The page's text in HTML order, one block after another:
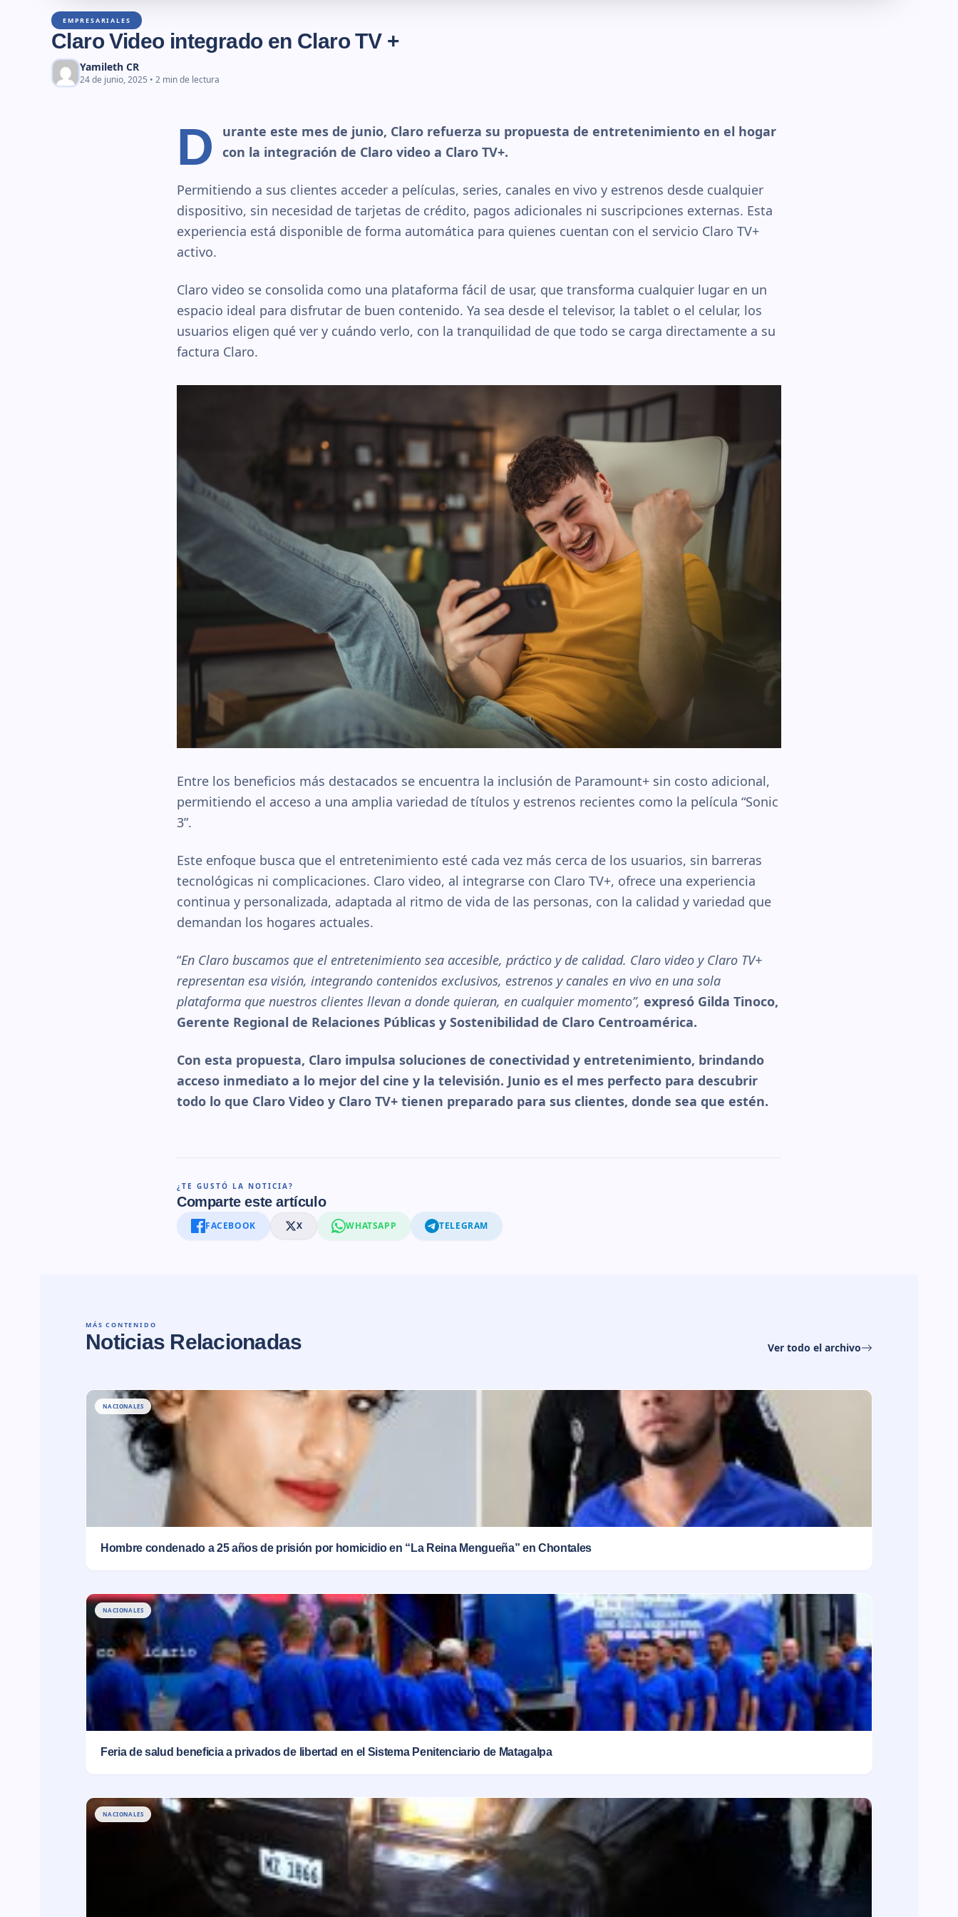
EMPRESARIALES
Claro Video integrado en Claro TV +
Yamileth CR
24 de junio, 2025 • 2 min de lectura
D
urante este mes de junio, Claro refuerza su propuesta de entretenimiento en el hogar
con la integración de Claro video a Claro TV+.
Permitiendo a sus clientes acceder a películas, series, canales en vivo y estrenos desde cualquier
dispositivo, sin necesidad de tarjetas de crédito, pagos adicionales ni suscripciones externas. Esta
experiencia está disponible de forma automática para quienes cuentan con el servicio Claro TV+
activo.
Claro video se consolida como una plataforma fácil de usar, que transforma cualquier lugar en un
espacio ideal para disfrutar de buen contenido. Ya sea desde el televisor, la tablet o el celular, los
usuarios eligen qué ver y cuándo verlo, con la tranquilidad de que todo se carga directamente a su
factura Claro.
Entre los beneficios más destacados se encuentra la inclusión de Paramount+ sin costo adicional,
permitiendo el acceso a una amplia variedad de títulos y estrenos recientes como la película “Sonic
3”.
Este enfoque busca que el entretenimiento esté cada vez más cerca de los usuarios, sin barreras
tecnológicas ni complicaciones. Claro video, al integrarse con Claro TV+, ofrece una experiencia
continua y personalizada, adaptada al ritmo de vida de las personas, con la calidad y variedad que
demandan los hogares actuales.
“En Claro buscamos que el entretenimiento sea accesible, práctico y de calidad. Claro video y Claro TV+
representan esa visión, integrando contenidos exclusivos, estrenos y canales en vivo en una sola
plataforma que nuestros clientes llevan a donde quieran, en cualquier momento”, expresó Gilda Tinoco,
Gerente Regional de Relaciones Públicas y Sostenibilidad de Claro Centroamérica.
Con esta propuesta, Claro impulsa soluciones de conectividad y entretenimiento, brindando
acceso inmediato a lo mejor del cine y la televisión. Junio es el mes perfecto para descubrir
todo lo que Claro Video y Claro TV+ tienen preparado para sus clientes, donde sea que estén.
¿TE GUSTÓ LA NOTICIA?
Comparte este artículo
FACEBOOK X WHATSAPP TELEGRAM
MÁS CONTENIDO
Noticias Relacionadas Ver todo el archivo
NACIONALES
Hombre condenado a 25 años de prisión por homicidio en “La Reina Mengueña” en Chontales
NACIONALES
Feria de salud beneficia a privados de libertad en el Sistema Penitenciario de Matagalpa
NACIONALES